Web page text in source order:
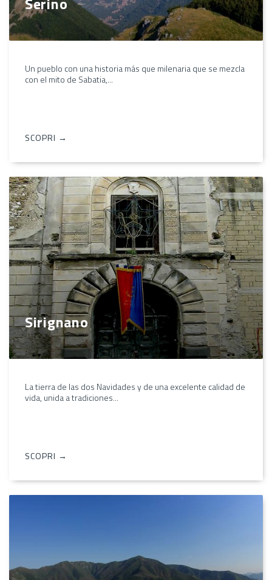
Un pueblo con una historia más que milenaria que se mezcla
con el mito de Sabatia,...
SCOPRI →
Sirignano
La tierra de las dos Navidades y de una excelente calidad de
vida, unida a tradiciones...
SCOPRI →